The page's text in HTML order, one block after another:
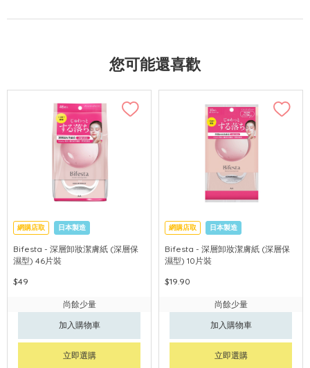
您可能還喜歡
網購店取 日本製造
Bifesta - 深層卸妝潔膚紙 (深層保
濕型) 46片裝
$49
尚餘少量
加入購物車
立即選購
網購店取 日本製造
Bifesta - 深層卸妝潔膚紙 (深層保
濕型) 10片裝
$19.90
尚餘少量
加入購物車
立即選購